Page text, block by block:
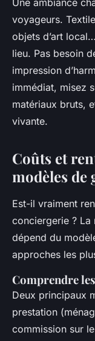
Une ambiance
voyageurs.
objets d’art
lieu. Pas besoin
impression
immédiat, misez
matériaux bruts,
vivante.
Coûts et
modèles de
Est-il vraiment
conciergerie ? La
dépend du
approches les
Comprendre
Deux principaux
prestation
commission sur